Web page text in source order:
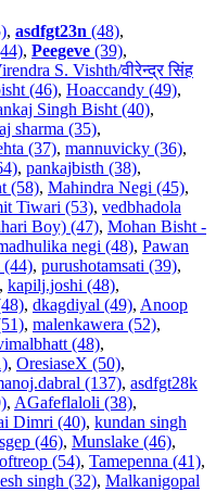
, asdfgt23n (48),
, Peegeve (39),
S. Vishth/वीरेन्द्र सिंह
(46), Hoaccandy (49),
Singh Bisht (40),
sharma (35),
(37), mannuvicky (36),
, pankajbisth (38),
(58), Mahindra Negi (45),
Tiwari (53), vedbhadola
Boy) (47), Mohan Bisht -
negi (48), Pawan
(44), purushotamsati (39),
, kapilj.joshi (48),
, dkagdiyal (49), Anoop
, malenkawera (52),
(48),
, OresiaseX (50),
(137), asdfgt28k
, AGafeflaloli (38),
Dimri (40), kundan singh
(46), Munslake (46),
(54), Tamepenna (41),
singh (32), Malkanigopal